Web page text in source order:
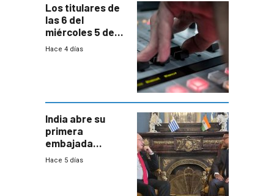
Los titulares de
las 6 del
miércoles 5 de
agosto de 2026
Hace 4 días
India abre su
primera
embajada
residente en
Hace 5 días